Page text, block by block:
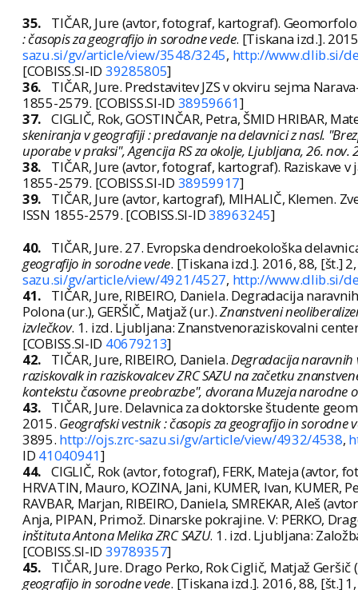
35.
TIČAR, Jure (avtor, fotograf, kartograf).
: časopis za geografijo in sorodne vede. [Tiskana izd.].
sazu.si/gv/article/view/3548/3245, http://www.dlib.si/
[COBISS.SI-ID 39285805]
36.
TIČAR, Jure. Predstavitev JZS v okviru sejma
1855-2579. [COBISS.SI-ID 38959661]
37. CIGLIČ, Rok, GOSTINČAR, Petra, ŠMID HRIBAR,
skeniranja v geografiji : predavanje na delavnici z nasl.
uporabe v praksi", Agencija RS za okolje, Ljubljana, 26. nov.
38.
TIČAR, Jure (avtor, fotograf, kartograf). Raziskave
1855-2579. [COBISS.SI-ID 38959917]
39.
TIČAR, Jure (avtor, kartograf), MIHALIČ, Klemen.
ISSN 1855-2579. [COBISS.SI-ID38963245]
40.
TIČAR, Jure. 27. Evropska dendroekološka
geografijo in sorodne vede. [Tiskana izd.]. 2016, 88, [št.]
sazu.si/gv/article/view/4921/4527, http://www.dlib.si/
41.
TIČAR, Jure, RIBEIRO, Daniela. Degradacija
Polona (ur.), GERŠIČ, Matjaž (ur.).Znanstveni
izvlečkov. 1. izd. Ljubljana: Znanstvenoraziskovalni
[COBISS.SI-ID 40679213]
42.
TIČAR, Jure, RIBEIRO, Daniela.Degradacija naravnih
raziskovalk in raziskovalcev ZRC SAZU na začetku
kontekstu časovne preobrazbe", dvorana Muzeja narodne
43.
TIČAR, Jure. Delavnica za doktorske študente
2015. Geografski vestnik : časopis za geografijo in sorodne
3895. http://ojs.zrc-sazu.si/gv/article/view/4932/4538,
ID 41040941]
44. CIGLIČ, Rok (avtor, fotograf), FERK, Mateja (avtor,
HRVATIN, Mauro, KOZINA, Jani, KUMER, Ivan, KUMER,
RAVBAR, Marjan, RIBEIRO, Daniela, SMREKAR, Aleš
Anja, PIPAN, Primož. Dinarske pokrajine. V: PERKO,
inštituta Antona Melika ZRC SAZU. 1. izd. Ljubljana:
[COBISS.SI-ID 39789357]
45.
TIČAR, Jure. Drago Perko, Rok Ciglič, Matjaž
geografijo in sorodne vede. [Tiskana izd.]. 2016, 88, [št.]